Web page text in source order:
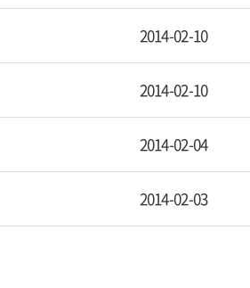
2014-02-10
2014-02-10
2014-02-04
2014-02-03